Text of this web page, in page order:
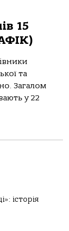
15
та
Загалом
у 22
історія